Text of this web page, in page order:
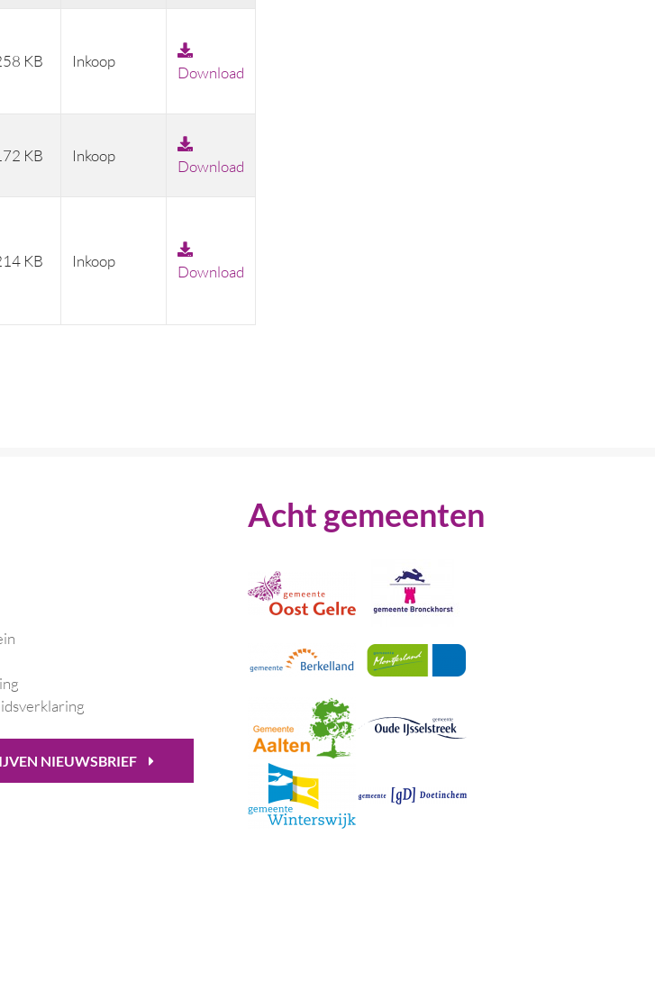
KB Inkoop
Download
KB Inkoop
Download
KB Inkoop
Download
NIEUWSBRIEF
Acht gemeenten